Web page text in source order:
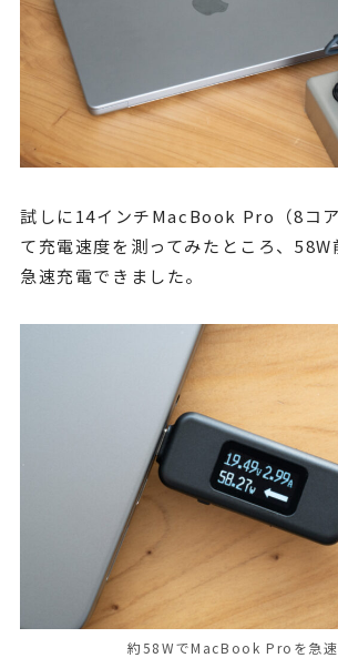
試しに14インチMacBook Pro（8コ
て充電速度を測ってみたところ、58W
急速充電できました。
約58WでMacBook Proを急